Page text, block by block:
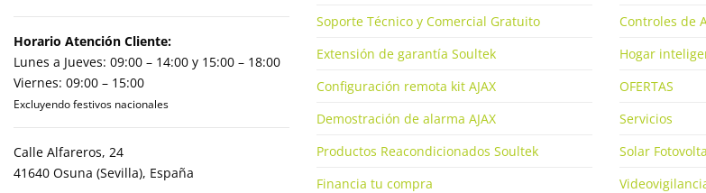
Horario Atención Cliente:
Lunes a Jueves: 09:00 – 14:00 y 15:00 – 18:00
Viernes: 09:00 – 15:00
Excluyendo festivos nacionales
Calle Alfareros, 24
41640 Osuna (Sevilla), España
Soporte Técnico y Comercial Gratuito
Extensión de garantía Soultek
Configuración remota kit AJAX
Demostración de alarma AJAX
Productos Reacondicionados Soultek
Financia tu compra
Controles de
Hogar
OFERTAS
Servicios
Solar